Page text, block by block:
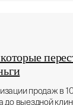
продаж в
до выездной
Подписаться
соглашаетесь с